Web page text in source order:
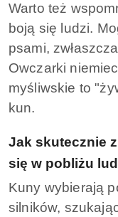
Warto też
boją się ludzi.
psami,
Owczarki
myśliwskie to
kun.
Jak skutecznie
się w pobliżu
Kuny wybierają
silników,